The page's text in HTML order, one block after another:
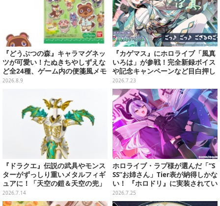
『どうぶつの森』キャラマグネッ
ツが可愛い！たぬきちやしずえな
ど全24種、ゲーム内の便箋風メモ
カード全10種も
2026.8.9
『カゲマス』にホロライブ「風真
いろは」が参戦！完全新録ボイス
や記念キャンペーンなど目白押し
―過去コラボキャラも復刻
2026.7.23
『ドラクエ』伝説の武具やモンス
ターがずっしり重いメタルフィギ
ュアに！「天空の鎧＆天空の兜」
など全7種類が新登場
2026.7.14
ホロライブ・ラプ様が選んだ「“S
SS”お姉さん」Tier表が納得しかな
い！ 『ホロドリ』に実装されてい
るお姉さんイラストを振り返り
2026.7.25